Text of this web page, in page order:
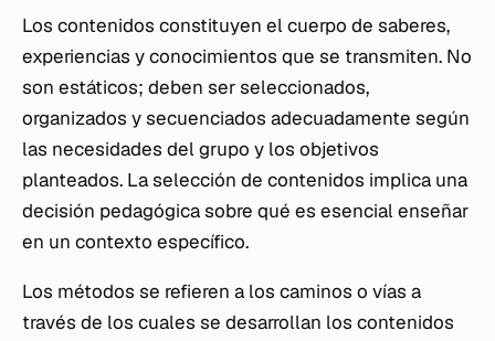
Los contenidos constituyen el cuerpo de saberes,
experiencias y conocimientos que se transmiten. No
son estáticos; deben ser seleccionados,
organizados y secuenciados adecuadamente según
las necesidades del grupo y los objetivos
planteados. La selección de contenidos implica una
decisión pedagógica sobre qué es esencial enseñar
en un contexto específico.
Los métodos se refieren a los caminos o vías a
través de los cuales se desarrollan los contenidos